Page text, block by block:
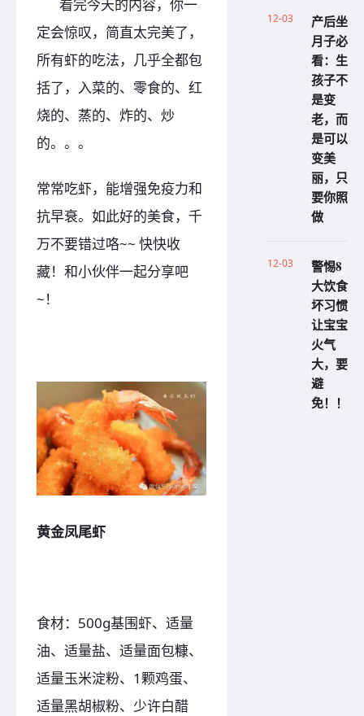
看完今天的内容，你一
定会惊叹，简直太完美了，
所有虾的吃法，几乎全都包
括了，入菜的、零食的、红
烧的、蒸的、炸的、炒
的。。。
常常吃虾，能增强免疫力和
抗早衰。如此好的美食，千
万不要错过咯~~ 快快收
藏！和小伙伴一起分享吧
~！
黄金凤尾虾
食材：500g基围虾、适量
油、适量盐、适量面包糠、
适量玉米淀粉、1颗鸡蛋、
适量黑胡椒粉、少许白醋
12-03
产后坐
月子必
看：生
孩子不
是变
老，而
是可以
变美
丽，只
要你照
做
12-03
警惕8
大饮食
坏习惯
让宝宝
火气
大，要
避
免！！